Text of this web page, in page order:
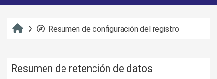
InicioResumen de configuración del registro
Resumen de retención de datos